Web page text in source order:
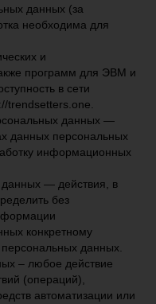
данных (за
необходима для
и
программ для ЭВМ и
в сети
trendsetters.one.
данных —
данных персональных
информационных
— действия, в
без
конкретному
данных.
– любое действие
(операций),
автоматизации или